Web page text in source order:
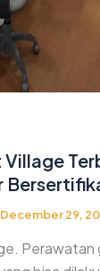
Village
December 29,
Perawatan